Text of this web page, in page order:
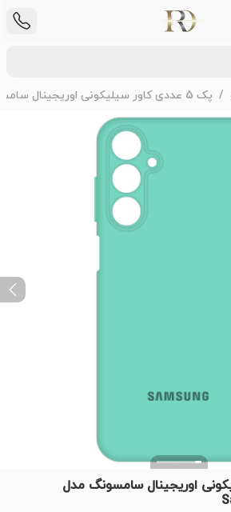
پک 5 عددی کاور سیلیکونی اوریجینال سامسونگ مدل Samsung Galaxy A24
اوریجینال سامسونگ مدل